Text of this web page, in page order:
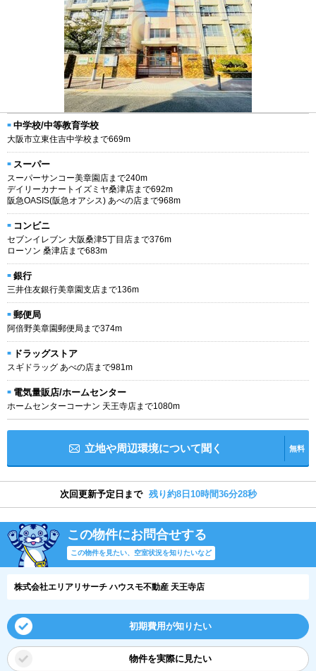
中学校/中等教育学校
大阪市立東住吉中学校まで669m
スーパー
スーパーサンコー美章園店まで240m
デイリーカナートイズミヤ桑津店まで692m
阪急OASIS(阪急オアシス) あべの店まで968m
コンビニ
セブンイレブン 大阪桑津5丁目店まで376m
ローソン 桑津店まで683m
銀行
三井住友銀行美章園支店まで136m
郵便局
阿倍野美章園郵便局まで374m
ドラッグストア
スギドラッグ あべの店まで981m
電気量販店/ホームセンター
ホームセンターコーナン 天王寺店まで1080m
立地や周辺環境について聞く 無料
次回更新予定日まで 残り約8日10時間36分27秒
この物件にお問合せする
この物件を見たい、空室状況を知りたいなど
株式会社エリアリサーチ ハウスモ不動産 天王寺店
初期費用が知りたい
物件を実際に見たい